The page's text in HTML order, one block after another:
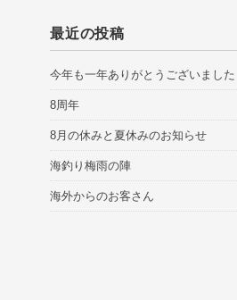
最近の投稿
今年も一年ありがとうございました
8周年
8月の休みと夏休みのお知らせ
海釣り梅雨の陣
海外からのお客さん